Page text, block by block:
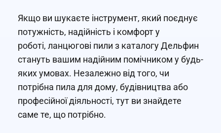
Якщо ви шукаєте інструмент, який поєднує
потужність, надійність і комфорт у
роботі, ланцюгові пили з каталогу Дельфин
стануть вашим надійним помічником у будь-
яких умовах. Незалежно від того, чи
потрібна пила для дому, будівництва або
професійної діяльності, тут ви знайдете
саме те, що потрібно.